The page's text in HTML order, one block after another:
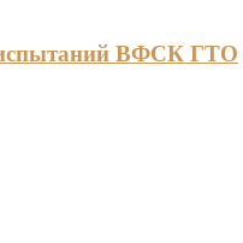
испытаний ВФСК ГТО